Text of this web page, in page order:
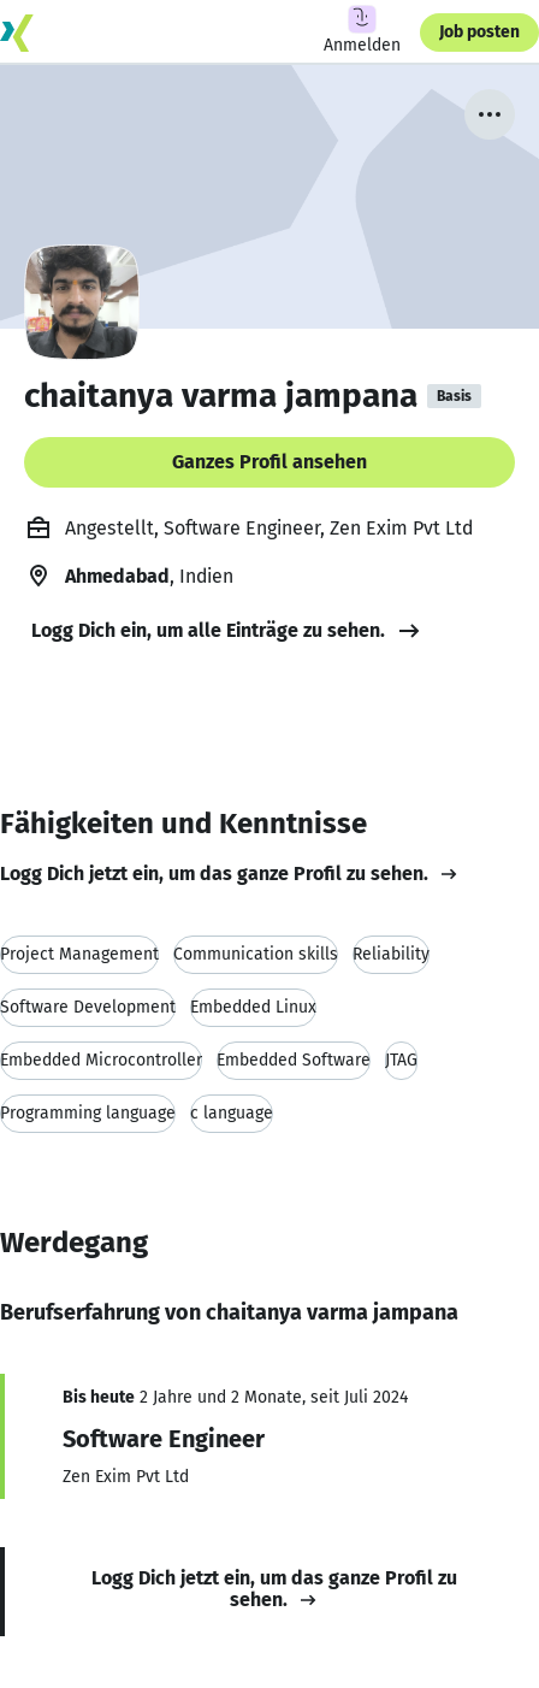
Anmelden
Job posten
chaitanya varma jampana Basis
Ganzes Profil ansehen
Angestellt, Software Engineer, Zen Exim Pvt Ltd
Ahmedabad, Indien
Logg Dich ein, um alle Einträge zu sehen.
Fähigkeiten und Kenntnisse
Logg Dich jetzt ein, um das ganze Profil zu sehen.
Project Management Communication skills Reliability
Software Development Embedded Linux
Embedded Microcontroller Embedded Software JTAG
Programming language c language
Werdegang
Berufserfahrung von chaitanya varma jampana
Bis heute 2 Jahre und 2 Monate, seit Juli 2024
Software Engineer
Zen Exim Pvt Ltd
Logg Dich jetzt ein, um das ganze Profil zu
sehen.